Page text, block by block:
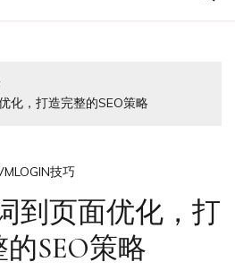
化，打造完整的SEO策略
技巧
到页面优化，打
SEO策略